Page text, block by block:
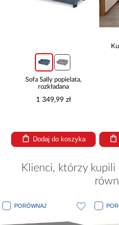
Sofa Sally popielata,
rozkładana
1 349,99 zł
Dodaj do koszyka
Klienci, którzy
PORÓWNAJ